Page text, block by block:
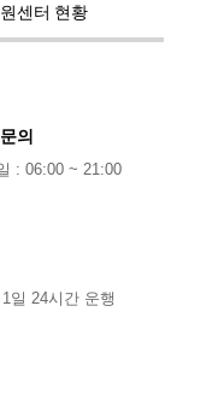
센터 현황
의
: 06:00 ~ 21:00
일 24시간 운행